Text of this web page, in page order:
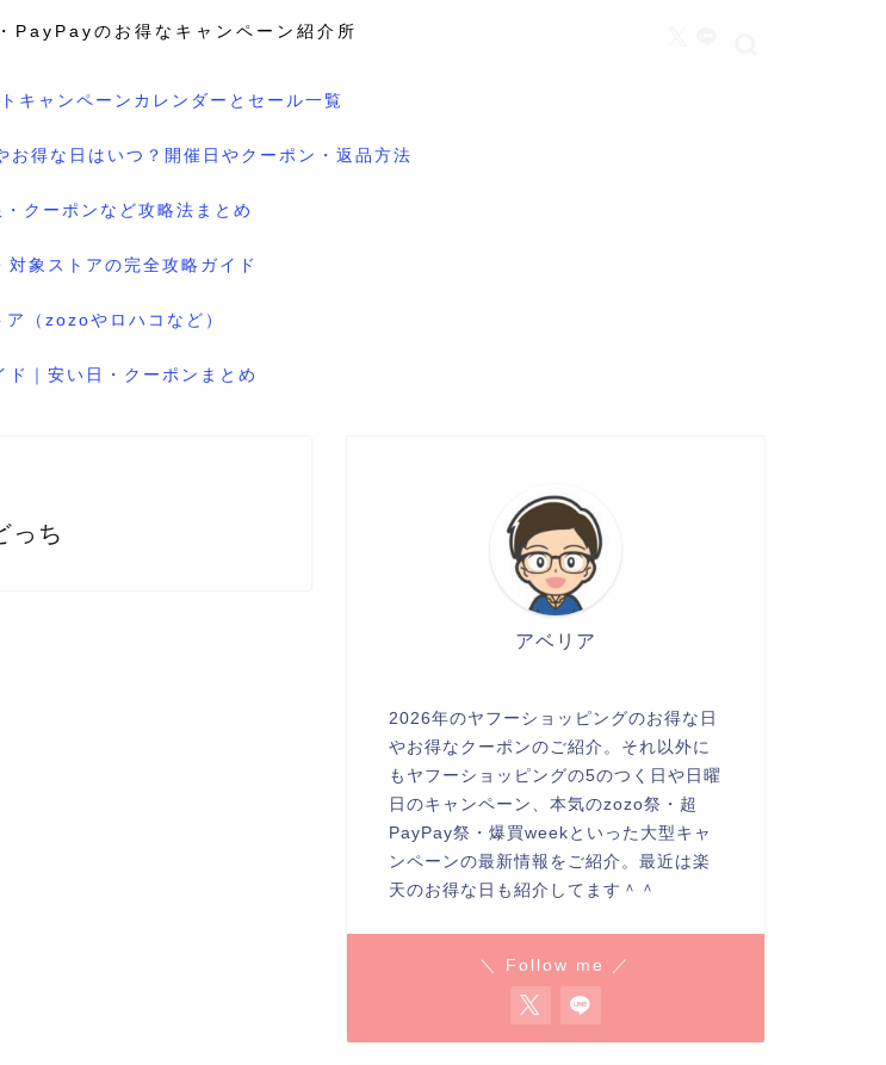
PayPayのお得なキャンペーン紹介所
キャンペーンカレンダーとセール一覧
得な日はいつ？開催日やクーポン・返品方法
クーポンなど攻略法まとめ
象ストアの完全攻略ガイド
（zozoやロハコなど）
｜安い日・クーポンまとめ
っち
アベリア
2026年のヤフーショッピングのお得な日
やお得なクーポンのご紹介。それ以外に
もヤフーショッピングの5のつく日や日曜
日のキャンペーン、本気のzozo祭・超
PayPay祭・爆買weekといった大型キャ
ンペーンの最新情報をご紹介。最近は楽
天のお得な日も紹介してます＾＾
＼ Follow me ／